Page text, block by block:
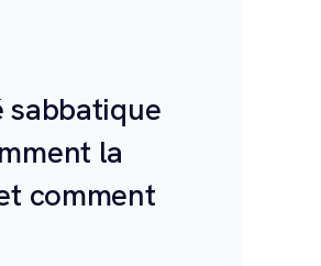
sabbatique
la
comment